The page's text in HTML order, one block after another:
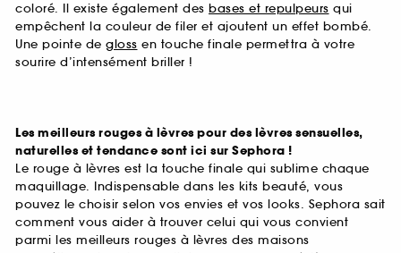
coloré. Il existe également des bases et repulpeurs qui
empêchent la couleur de filer et ajoutent un effet bombé.
Une pointe de gloss en touche finale permettra à votre
sourire d’intensément briller !
Les meilleurs rouges à lèvres pour des lèvres sensuelles,
naturelles et tendance sont ici sur Sephora !
Le rouge à lèvres est la touche finale qui sublime chaque
maquillage. Indispensable dans les kits beauté, vous
pouvez le choisir selon vos envies et vos looks. Sephora sait
comment vous aider à trouver celui qui vous convient
parmi les meilleurs rouges à lèvres des maisons